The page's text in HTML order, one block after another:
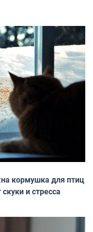
кормушка для птиц
и стресса